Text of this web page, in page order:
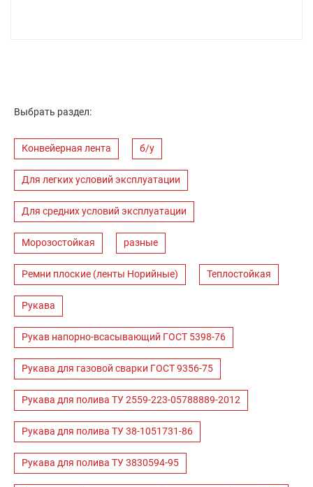
Выбрать раздел:
Конвейерная лента б/у
Для легких условий эксплуатации
Для средних условий эксплуатации
Морозостойкая разные
Ремни плоские (ленты Норийные) Теплостойкая
Рукава
Рукав напорно-всасывающий ГОСТ 5398-76
Рукава для газовой сварки ГОСТ 9356-75
Рукава для полива ТУ 2559-223-05788889-2012
Рукава для полива ТУ 38-1051731-86
Рукава для полива ТУ 3830594-95